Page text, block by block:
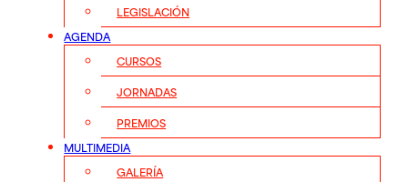
LEGISLACIÓN
AGENDA
CURSOS
JORNADAS
PREMIOS
MULTIMEDIA
GALERÍA